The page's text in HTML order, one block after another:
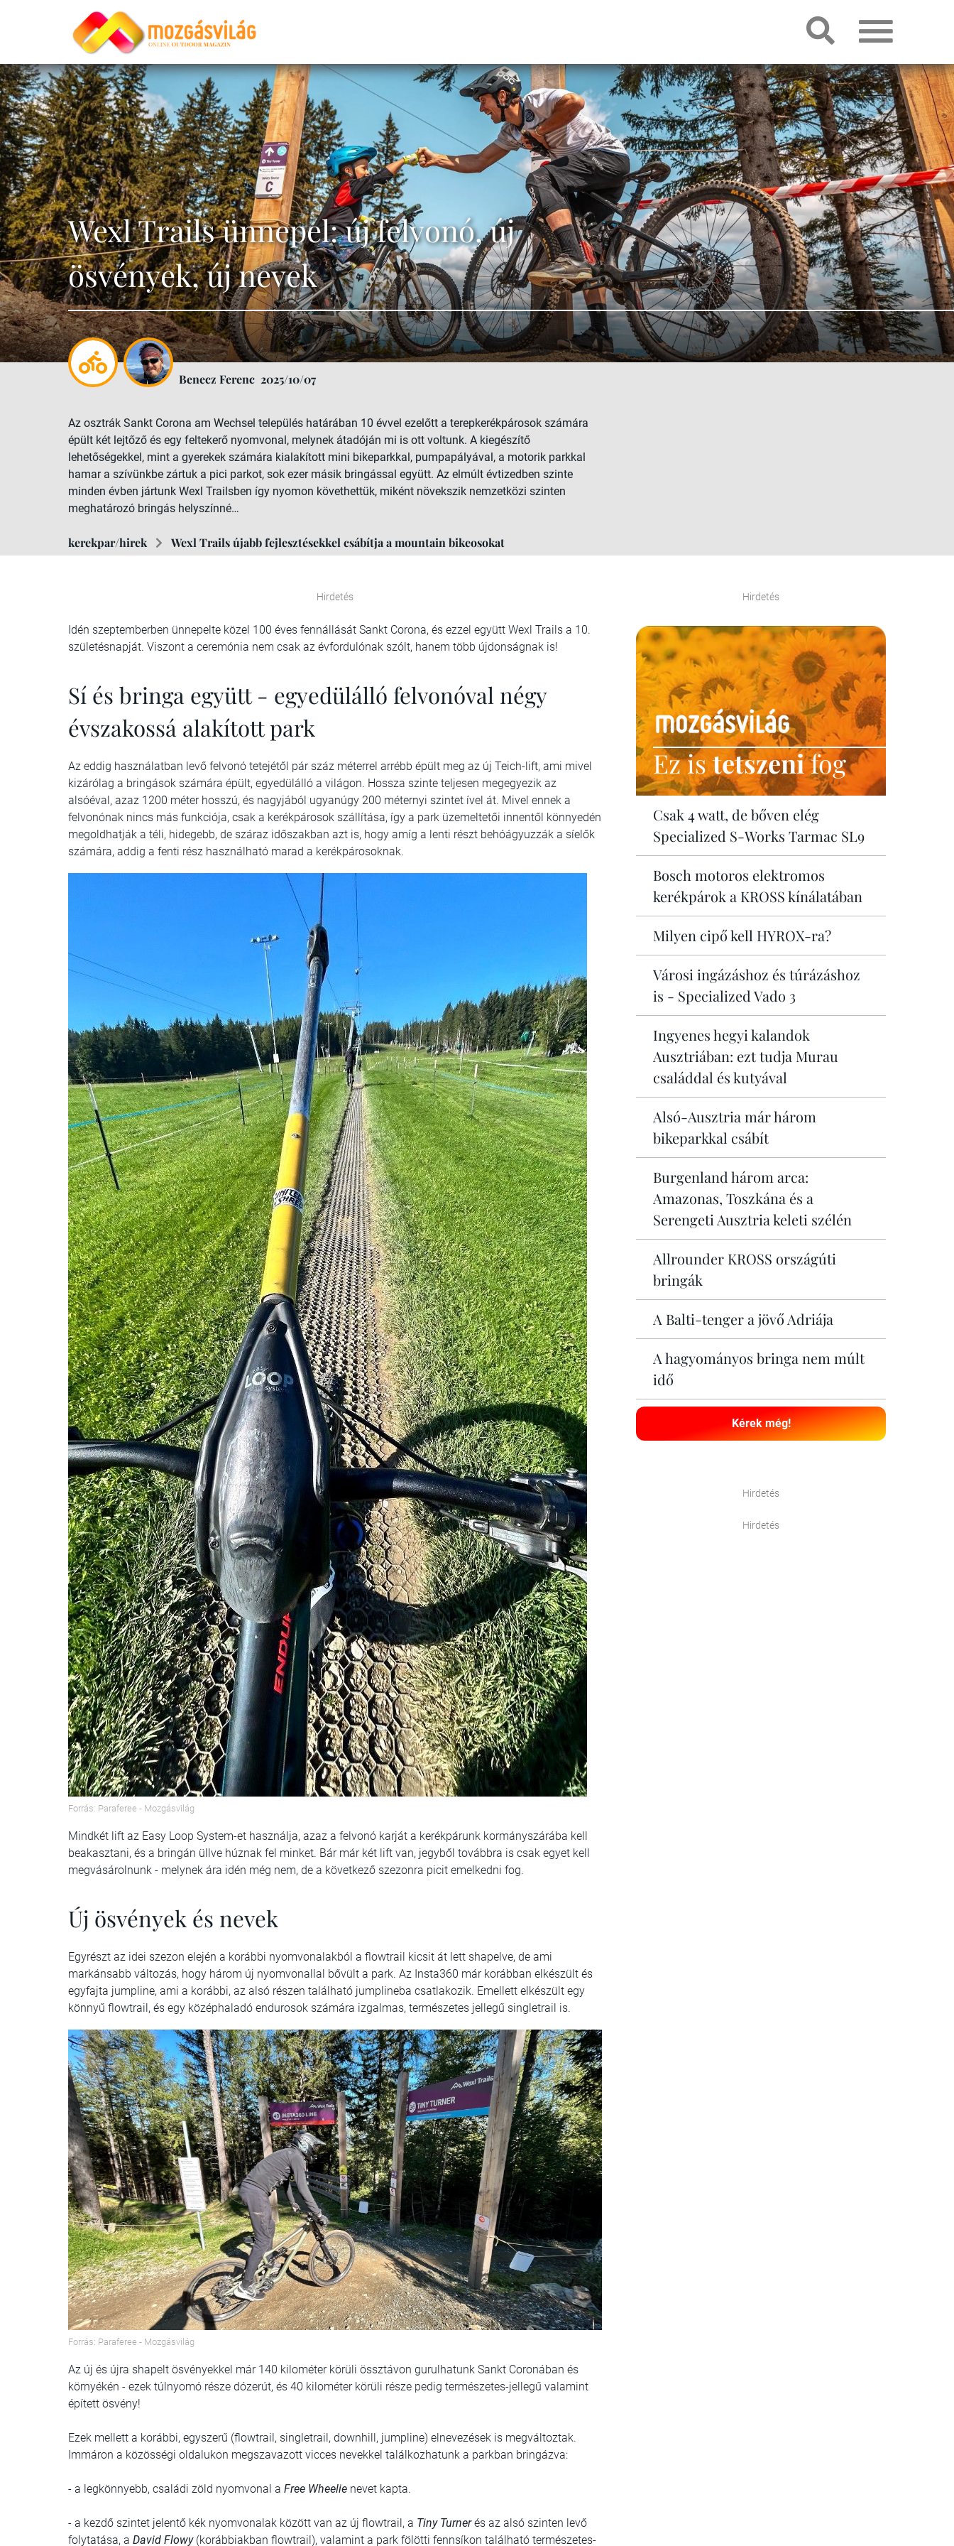
Wexl Trails ünnepel: új felvonó, új
ösvények, új nevek
Benecz Ferenc 2025/10/07
Az osztrák Sankt Corona am Wechsel település határában 10 évvel ezelőtt a terepkerékpárosok számára
épült két lejtőző és egy feltekerő nyomvonal, melynek átadóján mi is ott voltunk. A kiegészítő
lehetőségekkel, mint a gyerekek számára kialakított mini bikeparkkal, pumpapályával, a motorik parkkal
hamar a szívünkbe zártuk a pici parkot, sok ezer másik bringással együtt. Az elmúlt évtizedben szinte
minden évben jártunk Wexl Trailsben így nyomon követhettük, miként növekszik nemzetközi szinten
meghatározó bringás helyszínné…
kerekpar/hirek Wexl Trails újabb fejlesztésekkel csábítja a mountain bikeosokat
Hirdetés
Idén szeptemberben ünnepelte közel 100 éves fennállását Sankt Corona, és ezzel együtt Wexl Trails a 10.
születésnapját. Viszont a ceremónia nem csak az évfordulónak szólt, hanem több újdonságnak is!
Sí és bringa együtt - egyedülálló felvonóval négy
évszakossá alakított park
Az eddig használatban levő felvonó tetejétől pár száz méterrel arrébb épült meg az új Teich-lift, ami mivel
kizárólag a bringások számára épült, egyedülálló a világon. Hossza szinte teljesen megegyezik az
alsóéval, azaz 1200 méter hosszú, és nagyjából ugyanúgy 200 méternyi szintet ível át. Mivel ennek a
felvonónak nincs más funkciója, csak a kerékpárosok szállítása, így a park üzemeltetői innentől könnyedén
megoldhatják a téli, hidegebb, de száraz időszakban azt is, hogy amíg a lenti részt behóágyuzzák a síelők
számára, addig a fenti rész használható marad a kerékpárosoknak.
Forrás: Paraferee - Mozgásvilág
Mindkét lift az Easy Loop System-et használja, azaz a felvonó karját a kerékpárunk kormányszárába kell
beakasztani, és a bringán üllve húznak fel minket. Bár már két lift van, jegyből továbbra is csak egyet kell
megvásárolnunk - melynek ára idén még nem, de a következő szezonra picit emelkedni fog.
Új ösvények és nevek
Egyrészt az idei szezon elején a korábbi nyomvonalakból a flowtrail kicsit át lett shapelve, de ami
markánsabb változás, hogy három új nyomvonallal bővült a park. Az Insta360 már korábban elkészült és
egyfajta jumpline, ami a korábbi, az alsó részen található jumplineba csatlakozik. Emellett elkészült egy
könnyű flowtrail, és egy középhaladó endurosok számára izgalmas, természetes jellegű singletrail is.
Forrás: Paraferee - Mozgásvilág
Az új és újra shapelt ösvényekkel már 140 kilométer körüli össztávon gurulhatunk Sankt Coronában és
környékén - ezek túlnyomó része dózerút, és 40 kilométer körüli része pedig természetes-jellegű valamint
épített ösvény!
Ezek mellett a korábbi, egyszerű (flowtrail, singletrail, downhill, jumpline) elnevezések is megváltoztak.
Immáron a közösségi oldalukon megszavazott vicces nevekkel találkozhatunk a parkban bringázva:
- a legkönnyebb, családi zöld nyomvonal a Free Wheelie nevet kapta.
- a kezdő szintet jelentő kék nyomvonalak között van az új flowtrail, a Tiny Turnerés az alsó szinten levő
folytatása, a David Flowy (korábbiakban flowtrail), valamint a park fölötti fennsíkon található természetes-
Hirdetés
Ez istetszenifog
Csak 4 watt, de bőven elég
Specialized S-Works Tarmac SL9
Bosch motoros elektromos
kerékpárok a KROSS kínálatában
Milyen cipő kell HYROX-ra?
Városi ingázáshoz és túrázáshoz
is - Specialized Vado 3
Ingyenes hegyi kalandok
Ausztriában: ezt tudja Murau
családdal és kutyával
Alsó-Ausztria már három
bikeparkkal csábít
Burgenland három arca:
Amazonas, Toszkána és a
Serengeti Ausztria keleti szélén
Allrounder KROSS országúti
bringák
A Balti-tenger a jövő Adriája
A hagyományos bringa nem múlt
idő
Kérek még!
Hirdetés
Hirdetés